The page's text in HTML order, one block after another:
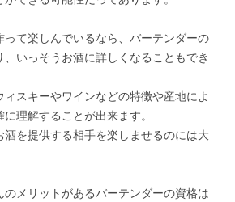
て楽しんでいるなら、バーテンダーの
いっそうお酒に詳しくなることもでき
ィスキーやワインなどの特徴や産地によ
理解することが出来ます。
酒を提供する相手を楽しませるのには大
のメリットがあるバーテンダーの資格は